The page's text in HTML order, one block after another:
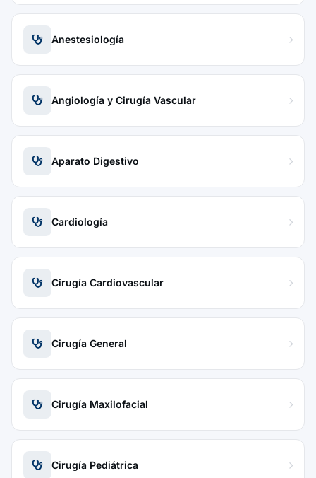
Anestesiología
Angiología y Cirugía Vascular
Aparato Digestivo
Cardiología
Cirugía Cardiovascular
Cirugía General
Cirugía Maxilofacial
Cirugía Pediátrica